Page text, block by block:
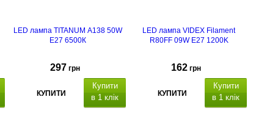
LED лампа TITANUM A138 50W
E27 6500К
297 грн
КУПИТИ
Купити
в 1 клік
LED лампа VIDEX Filament
R80FF 09W E27 1200K
162 грн
КУПИТИ
Купити
в 1 клік